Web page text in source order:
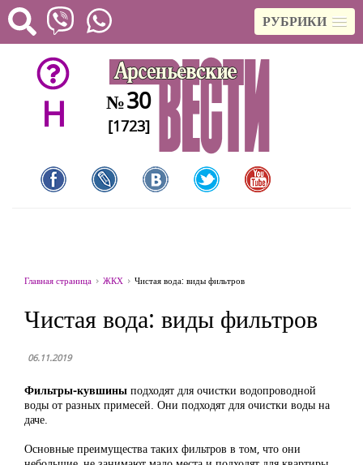
РУБРИКИ
H №30
[1723]
Главная страница ЖКХ Чистая вода: виды фильтров
Чистая вода: виды фильтров
06.11.2019
Фильтры-кувшины подходят для очистки водопроводной
воды от разных примесей. Они подходят для очистки воды на
даче.
Основные преимущества таких фильтров в том, что они